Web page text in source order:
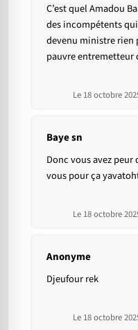
C’est quel Amadou
des incompétents
devenu ministre rien
pauvre entremetteur
Le 18 octobre
Baye sn
Donc vous avez
vous pour ça
Le 18 octobre
Anonyme
Djeufour rek
Le 18 octobre